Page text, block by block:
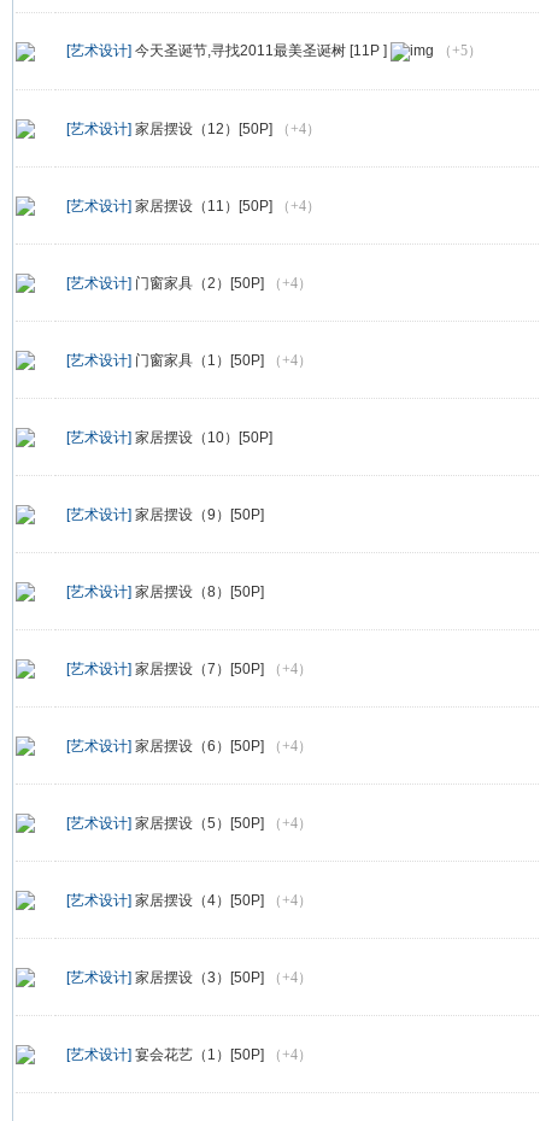
[艺术设计] 今天圣诞节,寻找2011最美圣诞树 [11P ] （+5）
[艺术设计] 家居摆设（12）[50P] （+4）
[艺术设计] 家居摆设（11）[50P] （+4）
[艺术设计] 门窗家具（2）[50P] （+4）
[艺术设计] 门窗家具（1）[50P] （+4）
[艺术设计] 家居摆设（10）[50P]
[艺术设计] 家居摆设（9）[50P]
[艺术设计] 家居摆设（8）[50P]
[艺术设计] 家居摆设（7）[50P] （+4）
[艺术设计] 家居摆设（6）[50P] （+4）
[艺术设计] 家居摆设（5）[50P] （+4）
[艺术设计] 家居摆设（4）[50P] （+4）
[艺术设计] 家居摆设（3）[50P] （+4）
[艺术设计] 宴会花艺（1）[50P] （+4）